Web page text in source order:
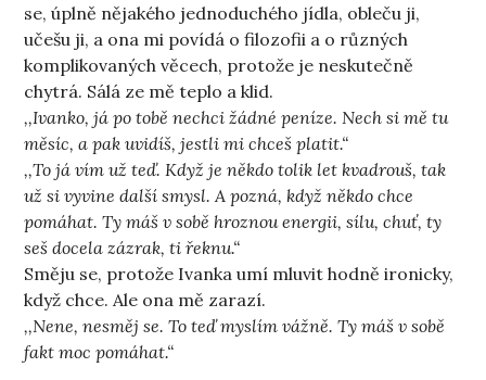
se, úplně nějakého jednoduchého jídla, obleču ji,
učešu ji, a ona mi povídá o filozofii a o různých
komplikovaných věcech, protože je neskutečně
chytrá. Sálá ze mě teplo a klid.
,,Ivanko, já po tobě nechci žádné peníze. Nech si mě tu
měsíc, a pak uvidíš, jestli mi chceš platit.“
,,To já vím už teď. Když je někdo tolik let kvadrouš, tak
už si vyvine další smysl. A pozná, když někdo chce
pomáhat. Ty máš v sobě hroznou energii, sílu, chuť, ty
seš docela zázrak, ti řeknu.“
Směju se, protože Ivanka umí mluvit hodně ironicky,
když chce. Ale ona mě zarazí.
,,Nene, nesměj se. To teď myslím vážně. Ty máš v sobě
fakt moc pomáhat.“